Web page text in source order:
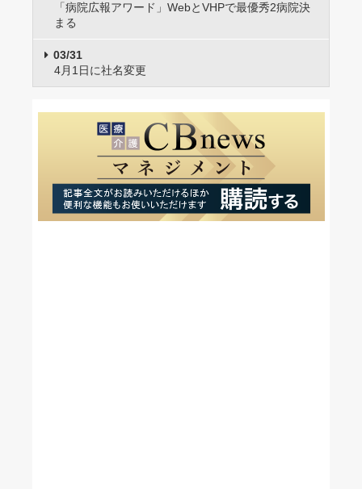
「病院広報アワード」WebとVHPで最優秀2病院決
まる
03/31
4月1日に社名変更